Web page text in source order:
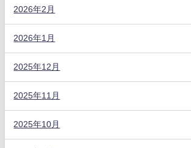
2026年2月
2026年1月
2025年12月
2025年11月
2025年10月